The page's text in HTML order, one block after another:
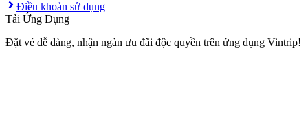
Điều khoản sử dụng
Tải Ứng Dụng
Đặt vé dễ dàng, nhận ngàn ưu đãi độc quyền trên ứng dụng Vintrip!